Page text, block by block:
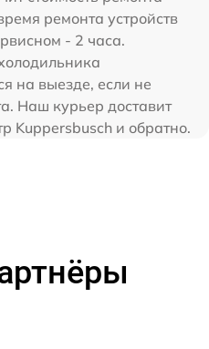
ремонта устройств
- 2 часа.
на выезде, если не
Наш курьер доставит
Kuppersbusch и обратно.